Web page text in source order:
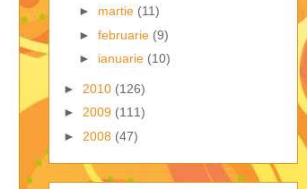
► martie (11)
► februarie (9)
► ianuarie (10)
► 2010 (126)
► 2009 (111)
► 2008 (47)